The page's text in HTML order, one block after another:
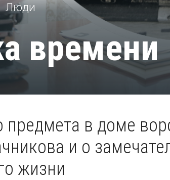
Люди
времени
предмета в доме
и о
жизни